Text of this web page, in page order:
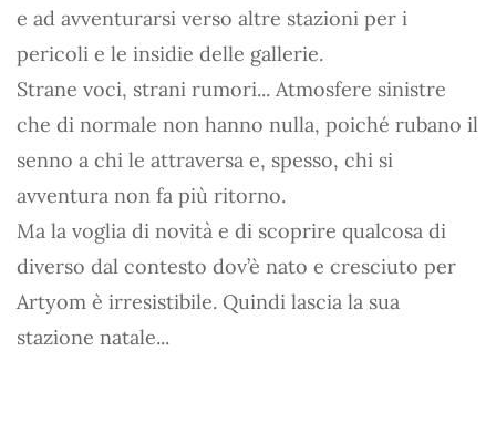
e ad avventurarsi verso altre stazioni per i
pericoli e le insidie delle gallerie.
Strane voci, strani rumori... Atmosfere sinistre
che di normale non hanno nulla, poiché rubano il
senno a chi le attraversa e, spesso, chi si
avventura non fa più ritorno.
Ma la voglia di novità e di scoprire qualcosa di
diverso dal contesto dov’è nato e cresciuto per
Artyom è irresistibile. Quindi lascia la sua
stazione natale...